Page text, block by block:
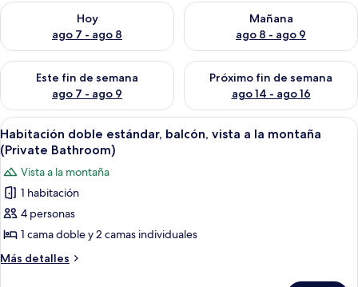
Hoy
ago 7 - ago 8
Consulta la disponibilidad para hoy ago 7 - ago 8
Mañana
ago 8 - ago 9
Consulta la disponibilidad
Este fin de semana
ago 7 - ago 9
Consulta la disponibilidad para este fin de semana ago 7 -
Próximo fin de semana
ago 14 - ago 16
Consulta la disponibilidad
Abrir
todas
las
fotos
de
Habitación
doble
estándar,
Una cabaña de madera llamada
7
Habitación doble estándar, balcón, vista a la montaña
(Private Bathroom)
Vista a la montaña
1 habitación
4 personas
1 cama doble y 2 camas individuales
Más detalles
Más